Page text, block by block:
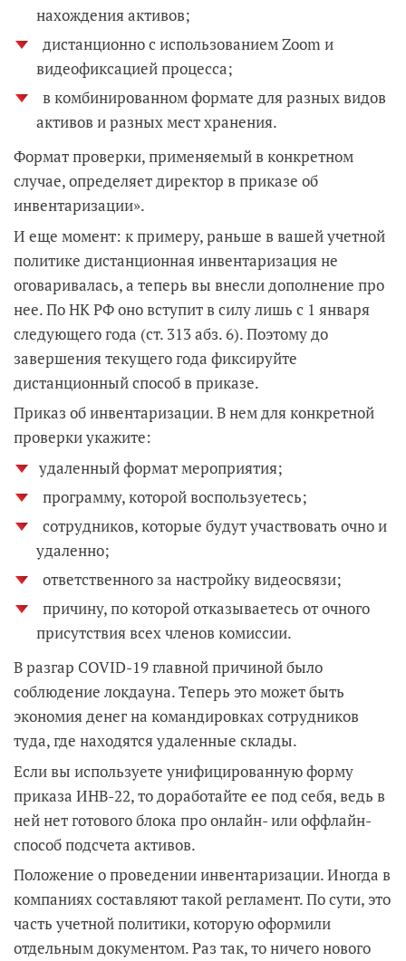
нахождения активов;
дистанционно с использованием Zoom и
видеофиксацией процесса;
в комбинированном формате для разных видов
активов и разных мест хранения.
Формат проверки, применяемый в конкретном
случае, определяет директор в приказе об
инвентаризации».
И еще момент: к примеру, раньше в вашей учетной
политике дистанционная инвентаризация не
оговаривалась, а теперь вы внесли дополнение про
нее. По НК РФ оно вступит в силу лишь с 1 января
следующего года (ст. 313 абз. 6). Поэтому до
завершения текущего года фиксируйте
дистанционный способ в приказе.
Приказ об инвентаризации. В нем для конкретной
проверки укажите:
удаленный формат мероприятия;
программу, которой воспользуетесь;
сотрудников, которые будут участвовать очно и
удаленно;
ответственного за настройку видеосвязи;
причину, по которой отказываетесь от очного
присутствия всех членов комиссии.
В разгар COVID-19 главной причиной было
соблюдение локдауна. Теперь это может быть
экономия денег на командировках сотрудников
туда, где находятся удаленные склады.
Если вы используете унифицированную форму
приказа ИНВ-22, то доработайте ее под себя, ведь в
ней нет готового блока про онлайн- или оффлайн-
способ подсчета активов.
Положение о проведении инвентаризации. Иногда в
компаниях составляют такой регламент. По сути, это
часть учетной политики, которую оформили
отдельным документом. Раз так, то ничего нового